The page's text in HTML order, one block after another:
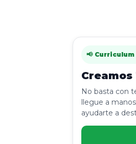
📢
No basta con
llegue a
ayudarte a